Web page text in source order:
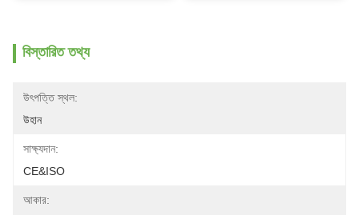
বিস্তারিত তথ্য
উৎপত্তি স্থল:
উহান
সাক্ষ্যদান:
CE&ISO
আকার: